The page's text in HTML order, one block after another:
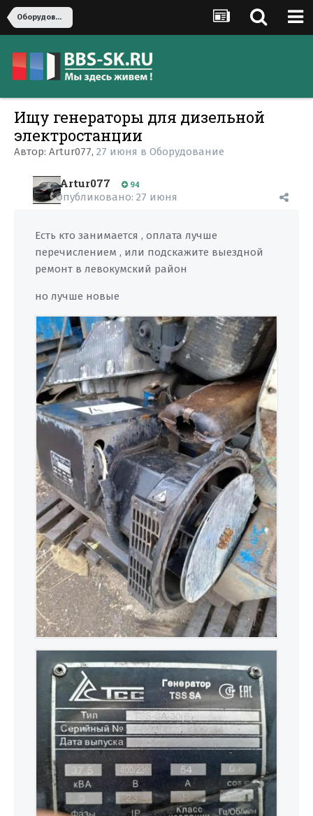
Оборудование
Ищу генераторы для дизельной
электростанции
Автор: Artur077, 27 июня в Оборудование
Artur077 94
Опубликовано: 27 июня
Есть кто занимается , оплата лучше
перечислением , или подскажите выездной
ремонт в левокумский район
но лучше новые